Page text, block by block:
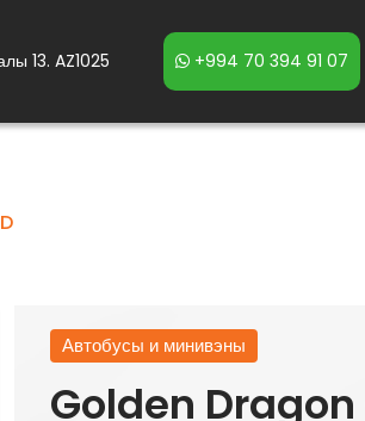
13. AZ1025 +994 70 394 91 07
Автобусы и минивэны
Golden Dragon